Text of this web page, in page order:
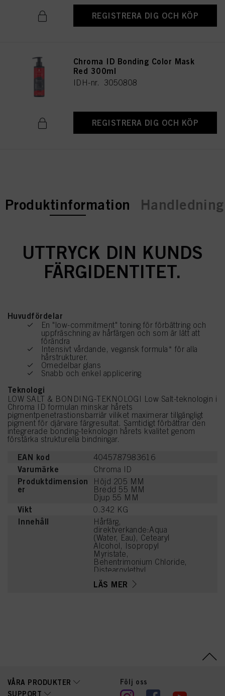
REGISTRERA DIG OCH KÖP
Chroma ID Bonding Color Mask
Red 300ml
IDH-nr. 3050808
REGISTRERA DIG OCH KÖP
current tab:
Produktinformation
UTTRYCK DIN KUNDS
FÄRGIDENTITET.
Huvudfördelar
En "low-commitment" toning för förbättring och
uppfräschning av hårfärgen och som är lätt att
förändra
Intensivt vårdande, vegansk formula* för alla
hårstrukturer.
Omedelbar glans
Snabb och enkel applicering
Teknologi
LOW SALT & BONDING-TEKNOLOGI Low Salt-teknologin i
Chroma ID formulan minskar hårets
pigmentpenetrastionsbarriär viliket maximerar tillgängligt
pigment för djärvare färgresultat. Samtidigt förbättrar den
integrerade bonding-teknologin hårets kvalitet genom
förstärka strukturella bindningar.
EAN kod 4045787983616
Varumärke Chroma ID
Produktdimension
er
Höjd 205 MM
Bredd 55 MM
Djup 55 MM
Vikt 0.342 KG
Innehåll
Hårfärg,
direktverkande:Aqua
(Water, Eau), Cetearyl
Alcohol, Isopropyl
Myristate,
Behentrimonium Chloride,
Distearoylethyl
Hydroxyethylmonium
Methosulfate,
Dicaprylyl Carbonate,
Steardimonium
LÄS MER
VÅRA PRODUKTER
SUPPORT
Följ oss